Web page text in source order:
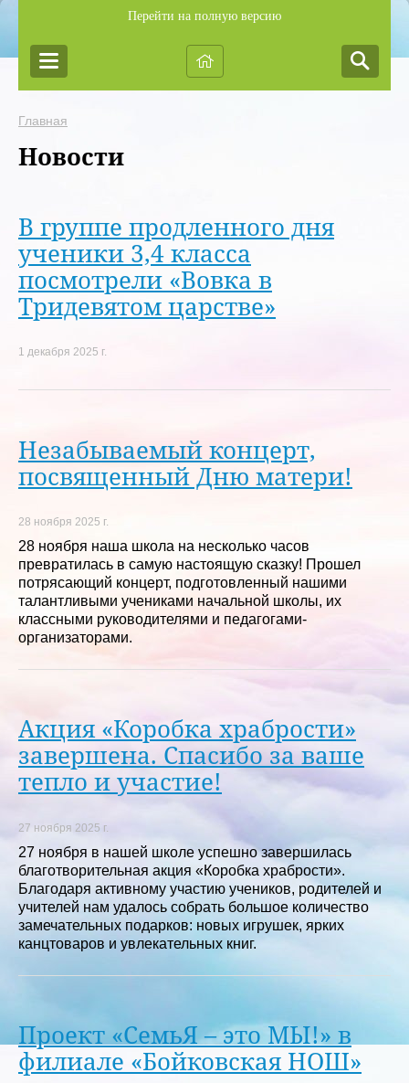
Перейти на полную версию
Главная
Новости
В группе продленного дня
ученики 3,4 класса
посмотрели «Вовка в
Тридевятом царстве»
1 декабря 2025 г.
Незабываемый концерт,
посвященный Дню матери!
28 ноября 2025 г.
28 ноября наша школа на несколько часов
превратилась в самую настоящую сказку! Прошел
потрясающий концерт, подготовленный нашими
талантливыми учениками начальной школы, их
классными руководителями и педагогами-
организаторами.
Акция «Коробка храбрости»
завершена. Спасибо за ваше
тепло и участие!
27 ноября 2025 г.
27 ноября в нашей школе успешно завершилась
благотворительная акция «Коробка храбрости».
Благодаря активному участию учеников, родителей и
учителей нам удалось собрать большое количество
замечательных подарков: новых игрушек, ярких
канцтоваров и увлекательных книг.
Проект «СемьЯ – это МЫ!» в
филиале «Бойковская НОШ»